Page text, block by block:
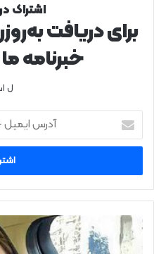
اشتراک
برای دریافت
خبرنامه
ل
ایمیل
خود
وارد
کنید
ماجرای
حکم
قضایی